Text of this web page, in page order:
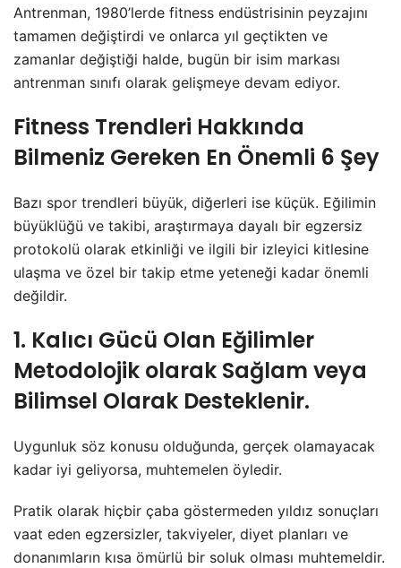
Antrenman, 1980’lerde fitness endüstrisinin peyzajını
tamamen değiştirdi ve onlarca yıl geçtikten ve
zamanlar değiştiği halde, bugün bir isim markası
antrenman sınıfı olarak gelişmeye devam ediyor.
Fitness Trendleri Hakkında
Bilmeniz Gereken En Önemli 6 Şey
Bazı spor trendleri büyük, diğerleri ise küçük. Eğilimin
büyüklüğü ve takibi, araştırmaya dayalı bir egzersiz
protokolü olarak etkinliği ve ilgili bir izleyici kitlesine
ulaşma ve özel bir takip etme yeteneği kadar önemli
değildir.
1. Kalıcı Gücü Olan Eğilimler
Metodolojik olarak Sağlam veya
Bilimsel Olarak Desteklenir.
Uygunluk söz konusu olduğunda, gerçek olamayacak
kadar iyi geliyorsa, muhtemelen öyledir.
Pratik olarak hiçbir çaba göstermeden yıldız sonuçları
vaat eden egzersizler, takviyeler, diyet planları ve
donanımların kısa ömürlü bir soluk olması muhtemeldir.